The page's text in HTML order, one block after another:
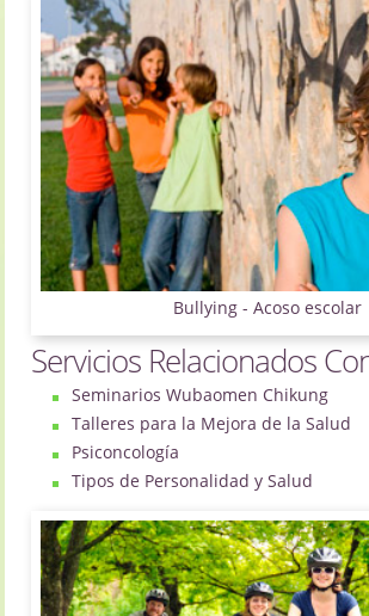
Bullying - Acoso escolar
Servicios Relacionados
Seminarios Wubaomen Chikung
Talleres para la Mejora de la Salud
Psiconcología
Tipos de Personalidad y Salud